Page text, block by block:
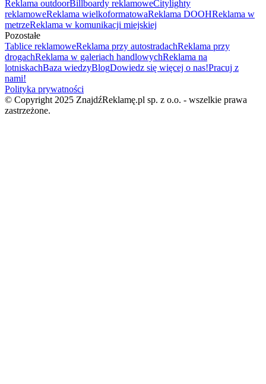
Reklama outdoorBillboardy reklamoweCitylighty
reklamoweReklama wielkoformatowaReklama DOOHReklama w
metrzeReklama w komunikacji miejskiej
Pozostałe
Tablice reklamoweReklama przy autostradachReklama przy
drogachReklama w galeriach handlowychReklama na
lotniskachBaza wiedzyBlogDowiedz się więcej o nas!Pracuj z
nami!
Polityka prywatności
© Copyright 2025 ZnajdźReklamę.pl sp. z o.o. - wszelkie prawa
zastrzeżone.